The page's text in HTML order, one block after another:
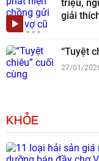
triệu,
giải
“Tuyệt
27/01/
KHỎE